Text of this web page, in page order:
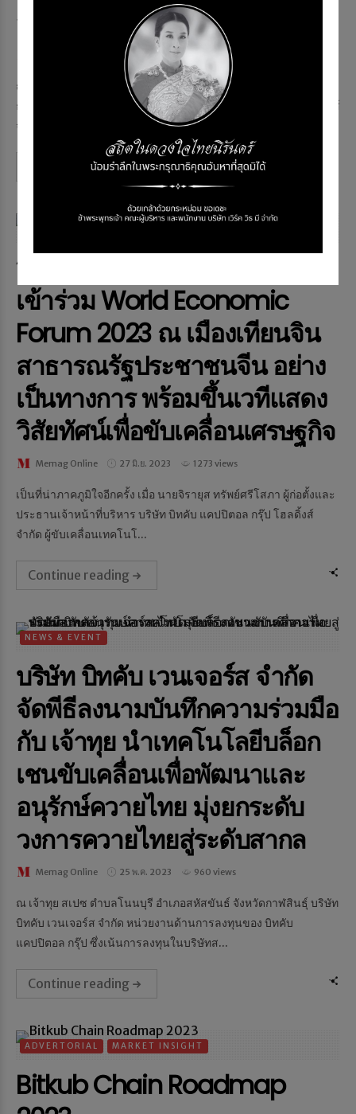
วงการอสังหาริมทรัพย์
29 มิ.ย. 2023 1042 views
ณ บิทคับ เอ็ม โซเชียล ชั้น 9 ศูนย์การค้าเอมควอเทียร์ พันธมิตรทาง
ธุรกิจ บริษัททั้ง 4 ประกอบด้วย บริษัท บิทคับ แคปปิตอล กรุ๊ป โฮลดิ้งส์
จำกัด, บริษัท บิทคับ ออน...
Continue reading
“ท๊อป” จิรายุส ทรัพย์ศรีโสภา
เข้าร่วม World Economic
Forum 2023 ณ เมืองเทียนจิน
สาธารณรัฐประชาชนจีน อย่าง
เป็นทางการ พร้อมขึ้นเวทีแสดง
วิสัยทัศน์เพื่อขับเคลื่อนเศรษฐกิจ
Memag Online 27 มิ.ย. 2023 1273 views
เป็นที่น่าภาคภูมิใจอีกครั้ง เมื่อ นายจิรายุส ทรัพย์ศรีโสภา ผู้ก่อตั้งและ
ประธานเจ้าหน้าที่บริหาร บริษัท บิทคับ แคปปิตอล กรุ๊ป โฮลดิ้งส์
จำกัด ผู้ขับเคลื่อนเทคโนโ...
Continue reading
NEWS & EVENT
บริษัท บิทคับ เวนเจอร์ส จำกัด
จัดพีธีลงนามบันทึกความร่วมมือ
กับ เจ้าทุย นำเทคโนโลยีบล็อก
เชนขับเคลื่อนเพื่อพัฒนาและ
อนุรักษ์ควายไทย มุ่งยกระดับ
วงการควายไทยสู่ระดับสากล
Memag Online 25 พ.ค. 2023 960 views
ณ เจ้าทุย สเปซ ตำบลโนนบุรี อำเภอสหัสขันธ์ จังหวัดกาฬสินธุ์ บริษัท
บิทคับ เวนเจอร์ส จำกัด หน่วยงานด้านการลงทุนของ บิทคับ
แคปปิตอล กรุ๊ป ซึ่งเน้นการลงทุนในบริษัทส...
Continue reading
ADVERTORIAL MARKET INSIGHT
Bitkub Chain Roadmap